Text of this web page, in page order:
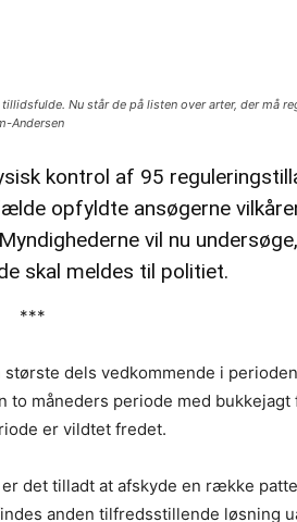
Nu står de på listen over arter, der må
Andersen
kontrol af 95
opfyldte ansøgerne
vil nu
skal meldes til politiet.
***
dels vedkommende i perioden
måneders periode med bukkejagt
er vildtet fredet.
det tilladt at afskyde en række
anden tilfredsstillende løsning